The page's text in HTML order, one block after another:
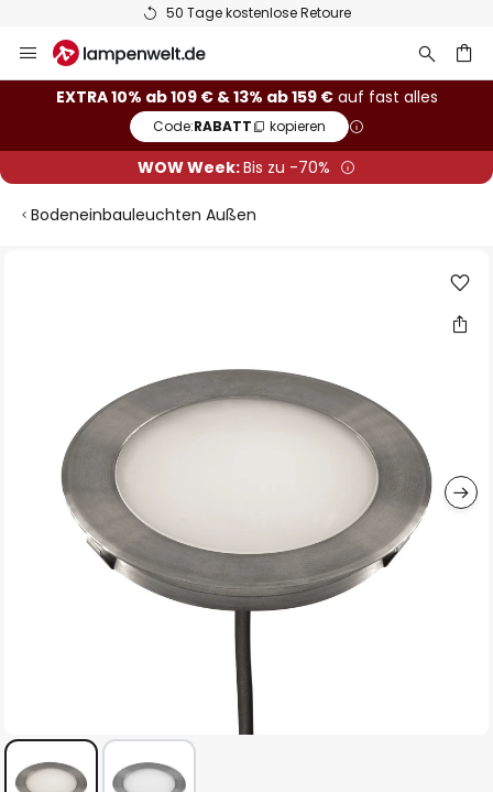
50 Tage kostenlose Retoure
Inhalt
springen
EXTRA 10% ab 109 € & 13% ab 159 €auf fast alles
Code:RABATT kopieren
WOW Week:Bis zu -70%
Bodeneinbauleuchten Außen